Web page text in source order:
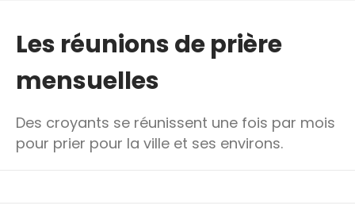
content
Les réunions de prière
mensuelles
Des croyants se réunissent une fois par mois
pour prier pour la ville et ses environs.